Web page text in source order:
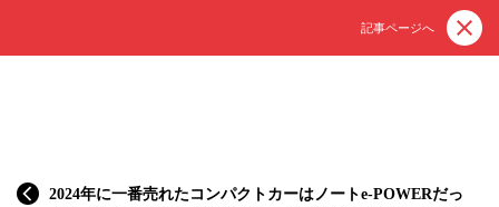
記事ページへ
2024年に一番売れたコンパクトカーはノートe-POWERだっ